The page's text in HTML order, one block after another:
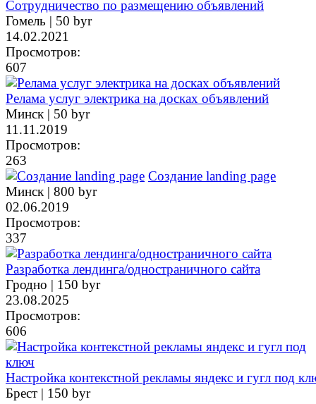
Сотрудничество по размещению объявлений
Гомель | 50 byr
14.02.2021
Просмотров:
607
Релама услуг электрика на досках объявлений
Минск | 50 byr
11.11.2019
Просмотров:
263
Создание landing page
Минск | 800 byr
02.06.2019
Просмотров:
337
Разработка лендинга/одностраничного сайта
Гродно | 150 byr
23.08.2025
Просмотров:
606
Настройка контекстной рекламы яндекс и гугл под
Брест | 150 byr